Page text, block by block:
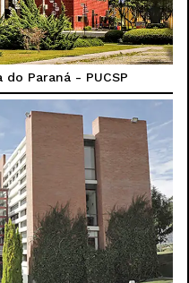
Paraná - PUCSP